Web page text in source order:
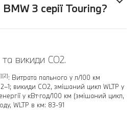
3 серії Touring?
викиди CO2.
: Витрата пального у л/100 км
викиди CO2, змішаний цикл WLTP у
у кВт⋅год/100 км (змішаний цикл,
WLTP в км: 83-91